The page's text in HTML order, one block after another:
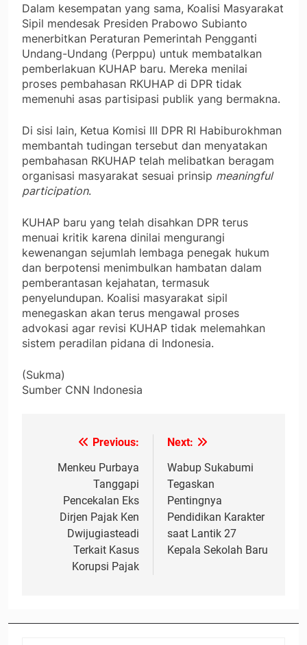
Dalam kesempatan yang sama, Koalisi Masyarakat
Sipil mendesak Presiden Prabowo Subianto
menerbitkan Peraturan Pemerintah Pengganti
Undang-Undang (Perppu) untuk membatalkan
pemberlakuan KUHAP baru. Mereka menilai
proses pembahasan RKUHAP di DPR tidak
memenuhi asas partisipasi publik yang bermakna.
Di sisi lain, Ketua Komisi III DPR RI Habiburokhman
membantah tudingan tersebut dan menyatakan
pembahasan RKUHAP telah melibatkan beragam
organisasi masyarakat sesuai prinsip meaningful
participation.
KUHAP baru yang telah disahkan DPR terus
menuai kritik karena dinilai mengurangi
kewenangan sejumlah lembaga penegak hukum
dan berpotensi menimbulkan hambatan dalam
pemberantasan kejahatan, termasuk
penyelundupan. Koalisi masyarakat sipil
menegaskan akan terus mengawal proses
advokasi agar revisi KUHAP tidak melemahkan
sistem peradilan pidana di Indonesia.
(Sukma)
Sumber CNN Indonesia
Navigasi
pos
Previous:
Menkeu Purbaya
Tanggapi
Pencekalan Eks
Dirjen Pajak Ken
Dwijugiasteadi
Terkait Kasus
Korupsi Pajak
Next:
Wabup Sukabumi
Tegaskan
Pentingnya
Pendidikan Karakter
saat Lantik 27
Kepala Sekolah Baru